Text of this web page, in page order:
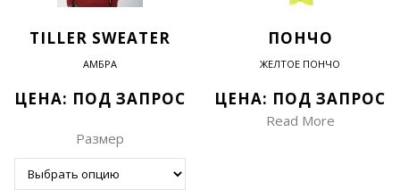
TILLER SWEATER
АМБРА
ЦЕНА: ПОД ЗАПРОС
Размер
ПОНЧО
ЖЕЛТОЕ ПОНЧО
ЦЕНА: ПОД ЗАПРОС
Read More